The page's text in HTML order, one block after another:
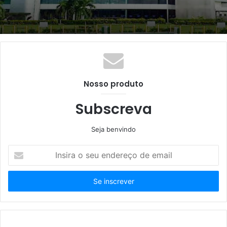
Nosso produto
Subscreva
Seja benvindo
seu
de
email